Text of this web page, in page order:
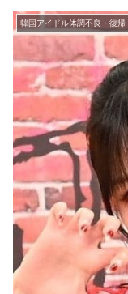
韓国アイドル体調不良・復帰